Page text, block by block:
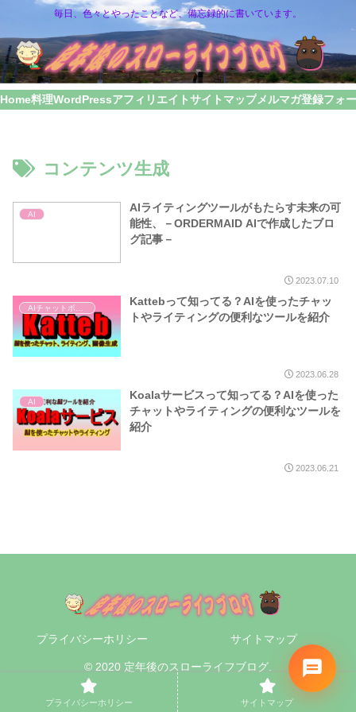
毎日、色々とやったことなど、備忘録的に書いています。
Home料理WordPressアフィリエイトサイトマップメルマガ登録フォ
コンテンツ生成
AI
AIライティングツールがもたらす未来の可
能性、－ORDERMAID AIで作成したブロ
グ記事－
2023.07.10
AIチャットボット
Kattebって知ってる？AIを使ったチャッ
トやライティングの便利なツールを紹介
2023.06.28
AI
Koalaサービスって知ってる？AIを使った
チャットやライティングの便利なツールを
紹介
2023.06.21
プライバシーホリシー サイトマップ
© 2020 定年後のスローライフブログ.
プライバシーホリシー サイトマップ